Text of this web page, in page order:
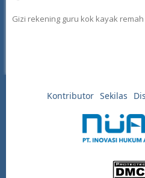
Gizi rekening guru kok kayak
Kontributor Sekilas